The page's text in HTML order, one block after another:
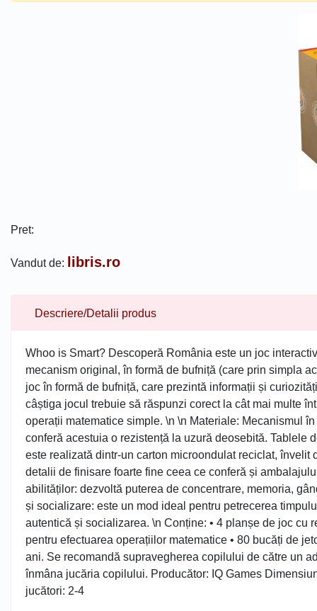
Pret:
Vandut de: libris.ro
Descriere/Detalii produs
Whoo is Smart? Descoperă România este un joc
mecanism original, în formă de bufniță (care prin simpla
joc în formă de bufniță, care prezintă informații și
câștiga jocul trebuie să răspunzi corect la cât mai multe
operații matematice simple. \n \n Materiale: Mecanismul
conferă acestuia o rezistență la uzură deosebită. Tablele
este realizată dintr-un carton microondulat reciclat,
detalii de finisare foarte fine ceea ce conferă și
abilităților: dezvoltă puterea de concentrare, memoria,
și socializare: este un mod ideal pentru petrecerea
autentică și socializarea. \n Conține: • 4 planșe de joc
pentru efectuarea operațiilor matematice • 80 bucăți de
ani. Se recomandă supravegherea copilului de către un
înmâna jucăria copilului. Producător: IQ Games
jucători: 2-4